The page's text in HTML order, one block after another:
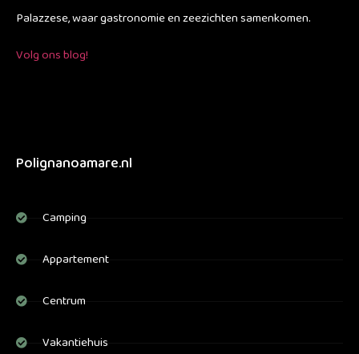
Palazzese, waar gastronomie en zeezichten samenkomen.
Volg ons blog!
Polignanoamare.nl
Camping
Appartement
Centrum
Vakantiehuis